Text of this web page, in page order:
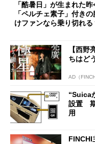
「酷暑日」が生まれた
「ペルチェ素子」付き
けファンなら乗り切れる
【西
ちはど
AD（
“Suica
設置
用
FINCHI